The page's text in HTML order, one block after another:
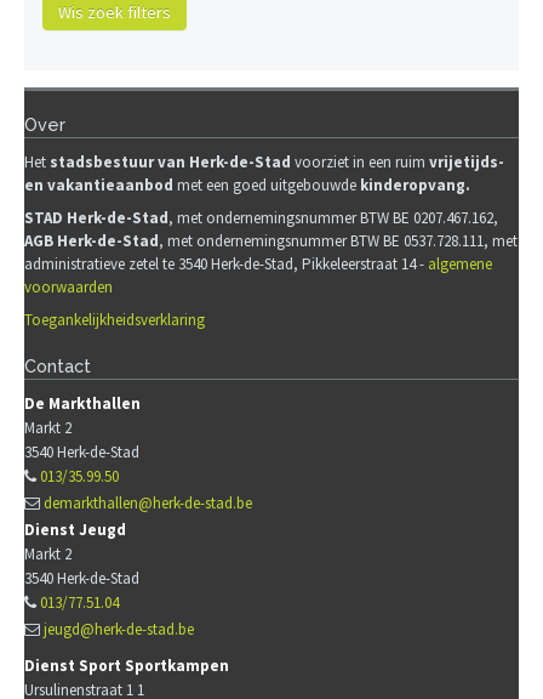
Wis zoek filters
Over
Het stadsbestuur van Herk-de-Stad voorziet in een ruim vrijetijds-
en vakantieaanbod met een goed uitgebouwde kinderopvang.
STAD Herk-de-Stad, met ondernemingsnummer BTW BE 0207.467.162,
AGB Herk-de-Stad, met ondernemingsnummer BTW BE 0537.728.111, met
administratieve zetel te 3540 Herk-de-Stad, Pikkeleerstraat 14 - algemene
voorwaarden
Toegankelijkheidsverklaring
Contact
De Markthallen
Markt 2
3540Herk-de-Stad
013/35.99.50
demarkthallen@herk-de-stad.be
Dienst Jeugd
Markt 2
3540Herk-de-Stad
013/77.51.04
jeugd@herk-de-stad.be
Dienst Sport Sportkampen
Ursulinenstraat 1 1